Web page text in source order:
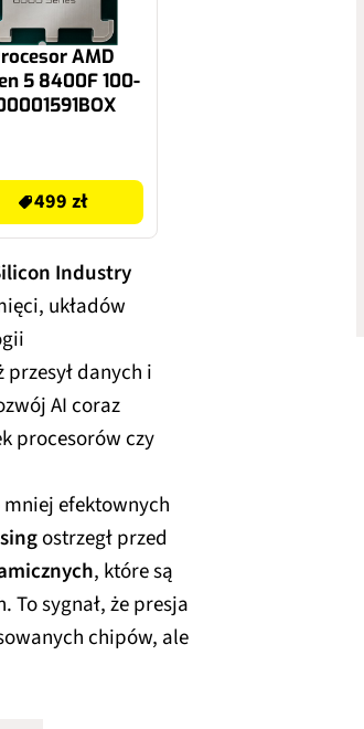
AMD
5 8400F 100-
499 zł
Industry
układów
danych i
AI coraz
procesorów czy
efektownych
ostrzegł przed
, które są
sygnał, że presja
chipów, ale